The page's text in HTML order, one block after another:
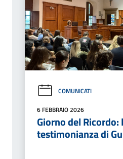
COMUNICATI
6 FEBBRAIO 2026
Giorno del Ricordo:
testimonianza di